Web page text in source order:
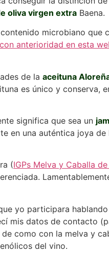
oliva virgen extra Baena.
microbiano que
anterioridad en esta
de la aceituna
es único y conserva,
significa que sea un
en una auténtica joya de
(IGPs Melva y Caballa
yo participara
mis datos de contacto
como con la melva y
del vino.